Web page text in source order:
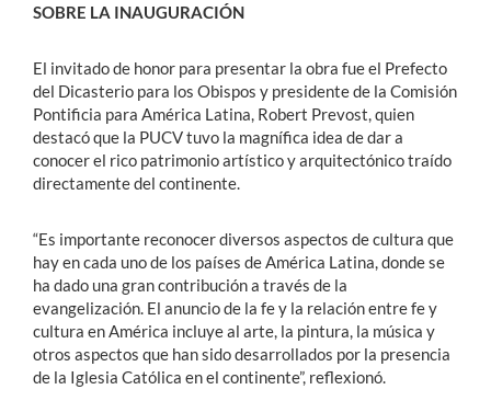
SOBRE LA INAUGURACIÓN
El invitado de honor para presentar la obra fue el Prefecto
del Dicasterio para los Obispos y presidente de la Comisión
Pontificia para América Latina, Robert Prevost, quien
destacó que la PUCV tuvo la magnífica idea de dar a
conocer el rico patrimonio artístico y arquitectónico traído
directamente del continente.
“Es importante reconocer diversos aspectos de cultura que
hay en cada uno de los países de América Latina, donde se
ha dado una gran contribución a través de la
evangelización. El anuncio de la fe y la relación entre fe y
cultura en América incluye al arte, la pintura, la música y
otros aspectos que han sido desarrollados por la presencia
de la Iglesia Católica en el continente”, reflexionó.